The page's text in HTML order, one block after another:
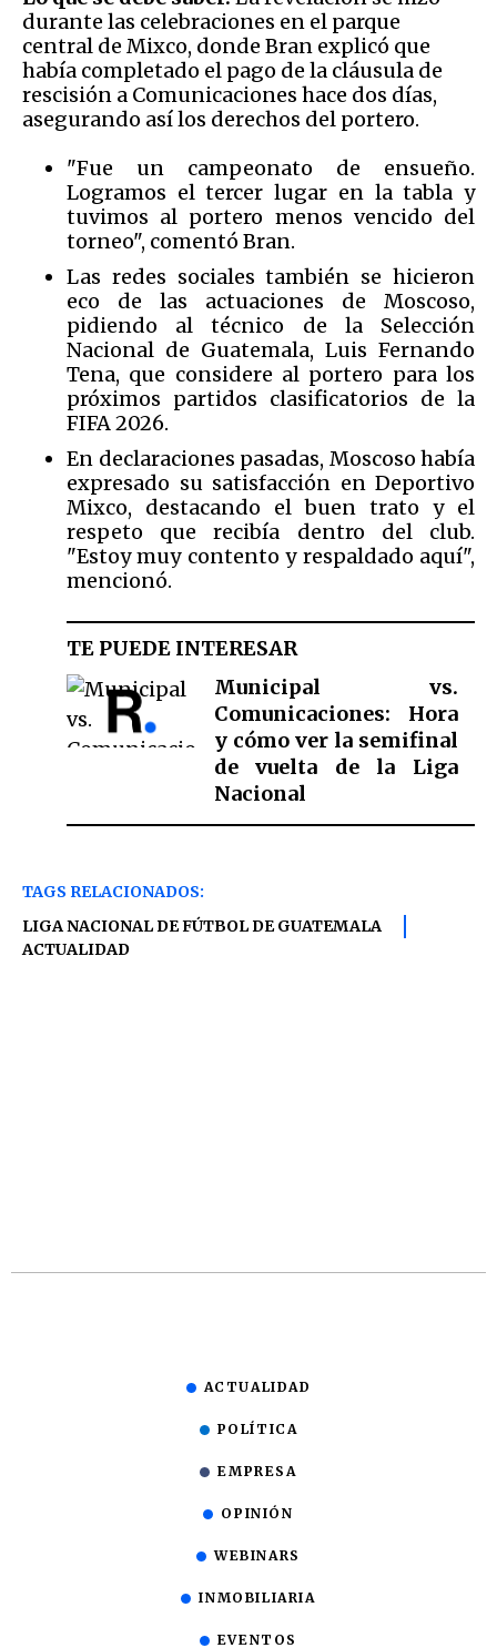
durante las celebraciones en el parque
central de Mixco, donde Bran explicó que
había completado el pago de la cláusula de
rescisión a Comunicaciones hace dos días,
asegurando así los derechos del portero.
"Fue un campeonato de ensueño.
Logramos el tercer lugar en la tabla y
tuvimos al portero menos vencido del
torneo", comentó Bran.
Las redes sociales también se hicieron
eco de las actuaciones de Moscoso,
pidiendo al técnico de la Selección
Nacional de Guatemala, Luis Fernando
Tena, que considere al portero para los
próximos partidos clasificatorios de la
FIFA 2026.
En declaraciones pasadas, Moscoso había
expresado su satisfacción en Deportivo
Mixco, destacando el buen trato y el
respeto que recibía dentro del club.
"Estoy muy contento y respaldado aquí",
mencionó.
TE PUEDE INTERESAR
Municipal vs.
Comunicaciones: Hora
y cómo ver la semifinal
de vuelta de la Liga
Nacional
TAGS RELACIONADOS:
LIGA NACIONAL DE FÚTBOL DE GUATEMALA
ACTUALIDAD
ACTUALIDAD
POLÍTICA
EMPRESA
OPINIÓN
WEBINARS
INMOBILIARIA
EVENTOS